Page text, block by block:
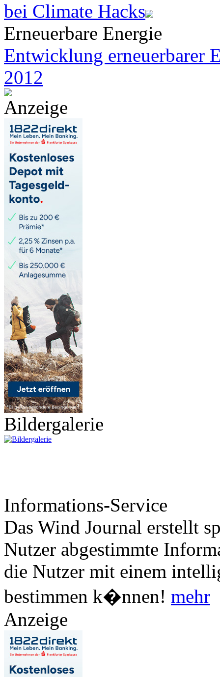
bei Climate Hacks
Erneuerbare Energie
Entwicklung erneuerbarer
2012
Anzeige
Bildergalerie
Informations-Service
Das Wind Journal erstellt
Nutzer abgestimmte
die Nutzer mit einem
bestimmen k�nnen! mehr
Anzeige